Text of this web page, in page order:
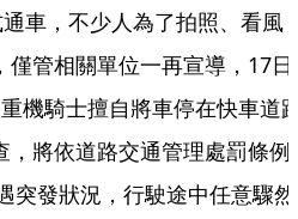
車，不少人為了拍照、看風
管相關單位一再宣導，17日
機騎士擅自將車停在快車道
，將依道路交通管理處罰條例
突發狀況，行駛途中任意驟然